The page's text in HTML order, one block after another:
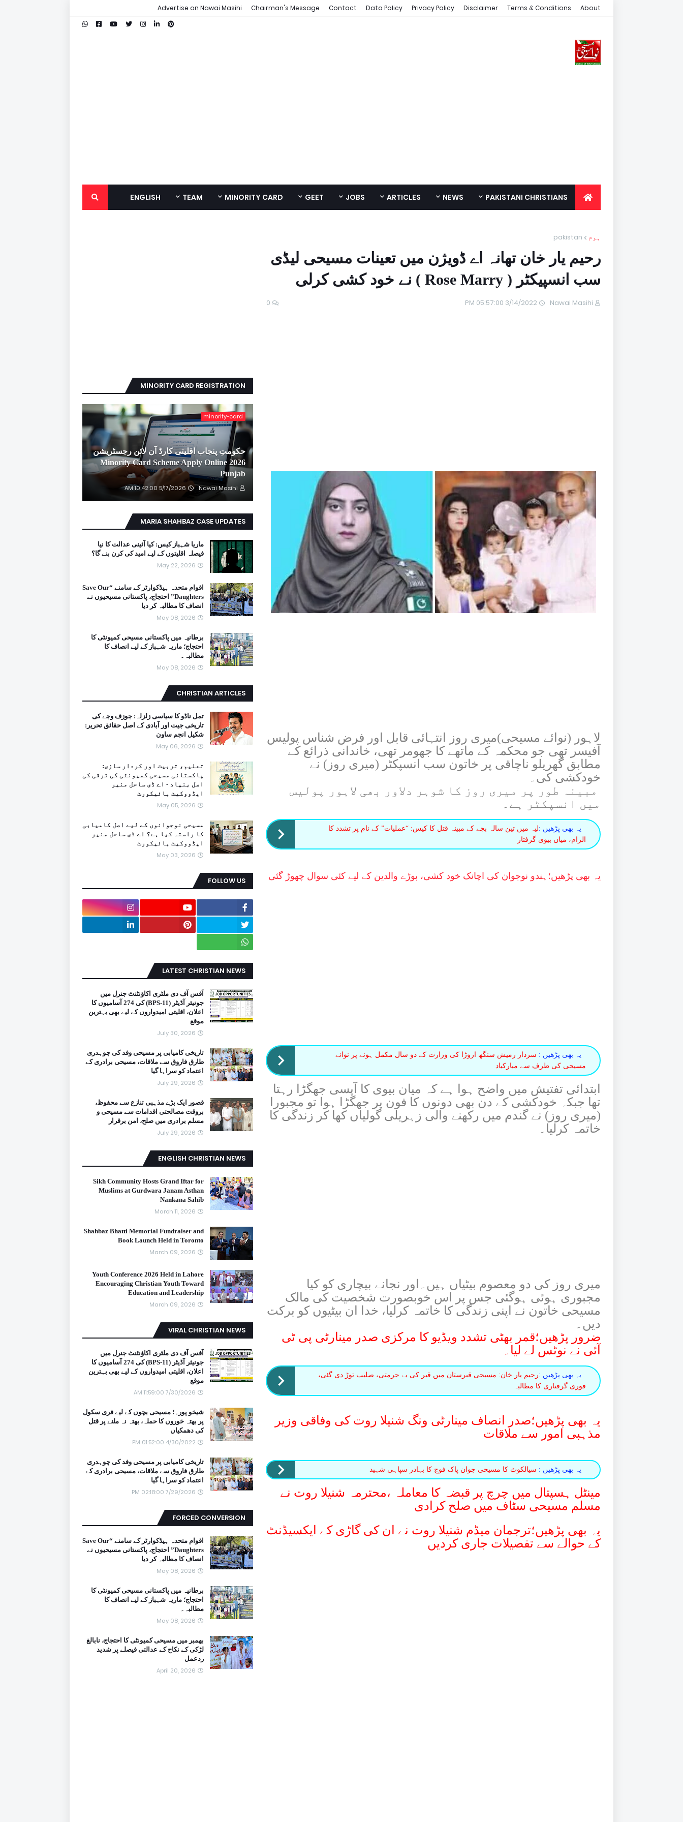
About
Terms & Conditions
Disclaimer
Privacy Policy
Data Policy
Contact
Chairman's Message
Advertise on Nawai Masihi
PAKISTANI CHRISTIANS
NEWS
ARTICLES
JOBS
GEET
MINORITY CARD
TEAM
ENGLISH
ہوم pakistan
رحیم یار خان تھانہ اے ڈویژن میں تعینات مسیحی لیڈی
سب انسپیکٹر ( Rose Marry ) نے خود کشی کرلی
Nawai Masihi
3/14/2022 05:57:00 PM
0
لاہور (نوائے مسیحی)میری روز انتہائی قابل اور فرض شناس پولیس
آفیسر تھی جو محکمہ کے ماتھے کا جھومر تھی، خاندانی ذرائع کے
مطابق گھریلو ناچاقی پر خاتون سب انسپکٹر (میری روز) نے
خودکشی کی۔
مبینہ طور پر میری روز کا شوہر دلاور بھی لاہور پولیس
میں انسپکٹر ہے۔
یہ بھی پڑھیں :لیہ میں تین سالہ بچے کے مبینہ قتل کا کیس: “عملیات” کے نام پر تشدد کا
الزام، میاں بیوی گرفتار
یہ بھی پڑھیں؛ ہندو نوجوان کی اچانک خود کشی، بوڑے والدین کے لیے کئی سوال چھوڑ گئی
یہ بھی پڑھیں : سردار رمیش سنگھ اروڑا کی وزارت کے دو سال مکمل ہونے پر نوائے
مسیحی کی طرف سے مبارکباد
ابتدائی تفتیش میں واضح ہوا ہے کہ میان بیوی کا آپسی جھگڑا رہتا
تھا جبکہ خودکشی کے دن بھی دونوں کا فون پر جھگڑا ہوا تو مجبورا
(میری روز) نے گندم میں رکھنے والی زہریلی گولیاں کھا کر زندگی کا
خاتمہ کرلیا۔
میری روز کی دو معصوم بیٹیاں ہیں۔اور نجانے بیچاری کو کیا
مجبوری ہوئی ہوگئی جس پر اس خوبصورت شخصیت کی مالک
مسیحی خاتون نے اپنی زندگی کا خاتمہ کرلیا، خدا ان بیٹیوں کو برکت
دیں۔
ضرور پڑھیں؛قمر بھٹی تشدد ویڈیو کا مرکزی صدر مینارٹی پی ٹی
آئی نے نوٹس لے لیا۔
یہ بھی پڑھیں :رحیم یار خان: مسیحی قبرستان میں قبر کی بے حرمتی، صلیب توڑ دی گئی،
فوری گرفتاری کا مطالبہ
یہ بھی پڑھیں؛صدر انصاف مینارٹی ونگ شنیلا روت کی وفاقی وزیر
مذہبی امور سے ملاقات
یہ بھی پڑھیں : سیالکوٹ کا مسیحی جوان پاک فوج کا بہادر سپاہی شہید
مینٹل ہسپتال میں چرچ پر قبضہ کا معاملہ ،محترمہ شنیلا روت نے
مسلم مسیحی سٹاف میں صلح کرادی
یہ بھی پڑھیں؛ترجمان میڈم شنیلا روت نے ان کی گاڑی کے ایکسیڈنٹ
کے حوالے سے تفصیلات جاری کردیں
MINORITY CARD REGISTRATION
minority-card
حکومتِ پنجاب اقلیتی کارڈ آن لائن رجسٹریشن
2026 Minority Card Scheme Apply Online
Punjab
Nawai Masihi
5/17/2026 10:42:00 AM
MARIA SHAHBAZ CASE UPDATES
ماریا شہباز کیس: کیا آئینی عدالت کا نیا
فیصلہ اقلیتوں کے لیے امید کی کرن بنے گا؟
May 22, 2026
اقوام متحدہ ہیڈکوارٹر کے سامنے “Save Our
Daughters” احتجاج، پاکستانی مسیحیوں نے
انصاف کا مطالبہ کر دیا
May 08, 2026
برطانیہ میں پاکستانی مسیحی کمیونٹی کا
احتجاج؛ ماریہ شہباز کے لیے انصاف کا
مطالبہ۔
May 08, 2026
CHRISTIAN ARTICLES
تمل ناڈو کا سیاسی زلزلہ: جوزف وجے کی
تاریخی جیت اور آبادی کے اصل حقائق تحریر:
شکیل انجم ساون
May 06, 2026
تعلیم، تربیت اور کردار سازی:
پاکستانی مسیحی کمیونٹی کی ترقی کی
اصل بنیاد - اے ڈی ساحل منیر
ایڈووکیٹ ہائیکورٹ
May 05, 2026
مسیحی نوجوانوں کے لیے اصل کامیابی
کا راستہ کیا ہے؟ اے ڈی ساحل منیر
ایڈووکیٹ ہائیکورٹ
May 03, 2026
FOLLOW US
LATEST CHRISTIAN NEWS
آفس آف دی ملٹری اکاؤنٹنٹ جنرل میں
جونیئر آڈیٹر (BPS-11) کی 274 آسامیوں کا
اعلان، اقلیتی امیدواروں کے لیے بھی بہترین
موقع
July 30, 2026
تاریخی کامیابی پر مسیحی وفد کی چوہدری
طارق فاروق سے ملاقات، مسیحی برادری کے
اعتماد کو سراہا گیا
July 29, 2026
قصور ایک بڑے مذہبی تنازع سے محفوظ،
بروقت مصالحتی اقدامات سے مسیحی و
مسلم برادری میں صلح، امن برقرار
July 29, 2026
ENGLISH CHRISTIAN NEWS
Sikh Community Hosts Grand Iftar for
Muslims at Gurdwara Janam Asthan
Nankana Sahib
March 11, 2026
Shahbaz Bhatti Memorial Fundraiser and
Book Launch Held in Toronto
March 09, 2026
Youth Conference 2026 Held in Lahore
Encouraging Christian Youth Toward
Education and Leadership
March 09, 2026
VIRAL CHRISTIAN NEWS
آفس آف دی ملٹری اکاؤنٹنٹ جنرل میں
جونیئر آڈیٹر (BPS-11) کی 274 آسامیوں کا
اعلان، اقلیتی امیدواروں کے لیے بھی بہترین
موقع
7/30/2026 11:59:00 AM
شیخو پورہ؛ مسیحی بچوں کے لیے فری سکول
پر بھتہ خوروں کا حملہ، بھتہ نہ ملنے پر قتل
کی دھمکیاں
4/30/2022 01:52:00 PM
تاریخی کامیابی پر مسیحی وفد کی چوہدری
طارق فاروق سے ملاقات، مسیحی برادری کے
اعتماد کو سراہا گیا
7/29/2026 02:18:00 PM
FORCED CONVERSION
اقوام متحدہ ہیڈکوارٹر کے سامنے “Save Our
Daughters” احتجاج، پاکستانی مسیحیوں نے
انصاف کا مطالبہ کر دیا
May 08, 2026
برطانیہ میں پاکستانی مسیحی کمیونٹی کا
احتجاج؛ ماریہ شہباز کے لیے انصاف کا
مطالبہ۔
May 08, 2026
بھمبر میں مسیحی کمیونٹی کا احتجاج، نابالغ
لڑکی کے نکاح کے عدالتی فیصلے پر شدید
ردعمل
April 20, 2026